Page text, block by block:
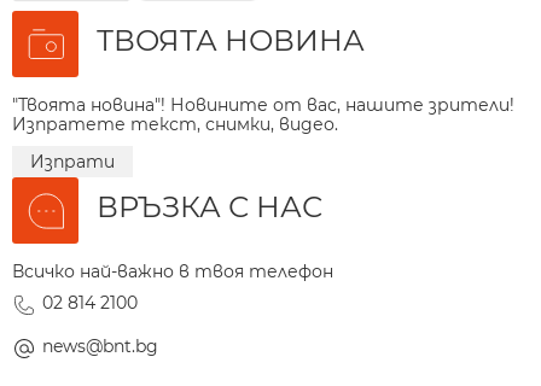
ТВОЯТА НОВИНА
"Твоята новина"! Новините от вас, нашите зрители!
Изпратете текст, снимки, видео.
Изпрати
ВРЪЗКА С НАС
Всичко най-важно в твоя телефон
02 814 2100
news@bnt.bg